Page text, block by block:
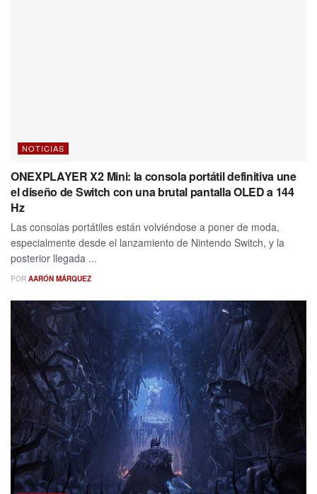
NOTICIAS
ONEXPLAYER X2 Mini: la consola portátil definitiva une
el diseño de Switch con una brutal pantalla OLED a 144
Hz
Las consolas portátiles están volviéndose a poner de moda,
especialmente desde el lanzamiento de Nintendo Switch, y la
posterior llegada ...
POR AARÓN MÁRQUEZ